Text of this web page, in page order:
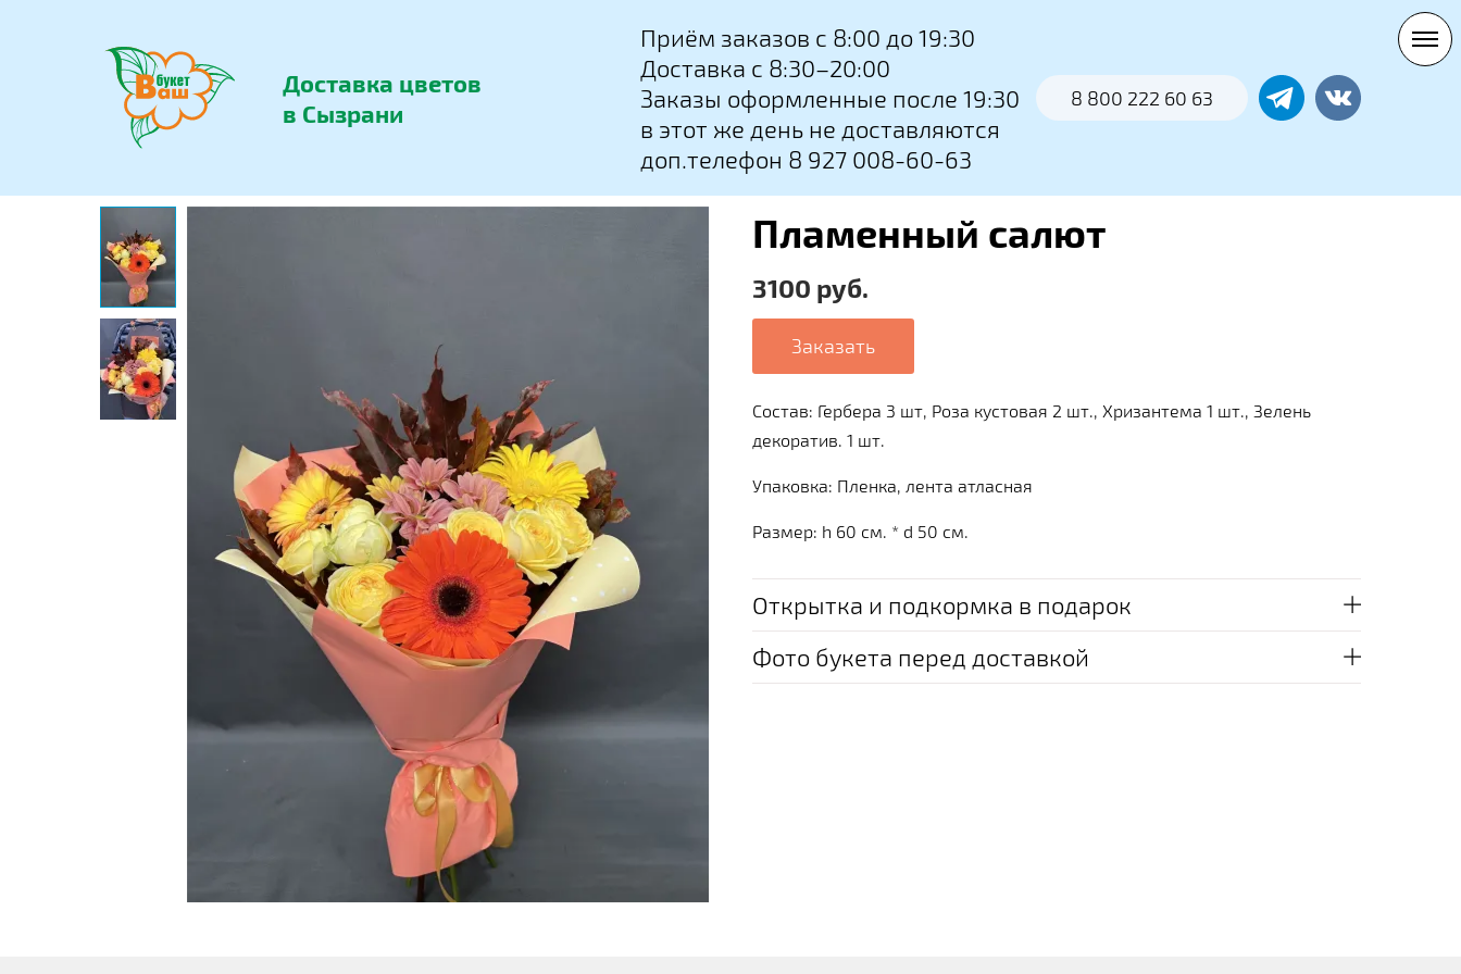
Доставка цветов
в Сызрани
8 800 222 60 63
Приём заказов с 8:00 до 19:30
Доставка с 8:30–20:00
Заказы оформленные после 19:30
в этот же день не доставляются
доп.телефон 8 927 008-60-63
Пламенный салют
3100 руб.
Заказать
Состав: Гербера 3 шт, Роза кустовая 2 шт., Хризантема 1 шт., Зелень
декоратив. 1 шт.
Упаковка: Пленка, лента атласная
Размер: h 60 см. * d 50 см.
Открытка и подкормка в подарок
Фото букета перед доставкой